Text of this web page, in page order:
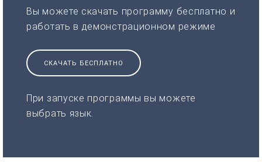
Вы можете скачать программу бесплатно и
работать в демонстрационном режиме
СКАЧАТЬ БЕСПЛАТНО
При запуске программы вы можете
выбрать язык.